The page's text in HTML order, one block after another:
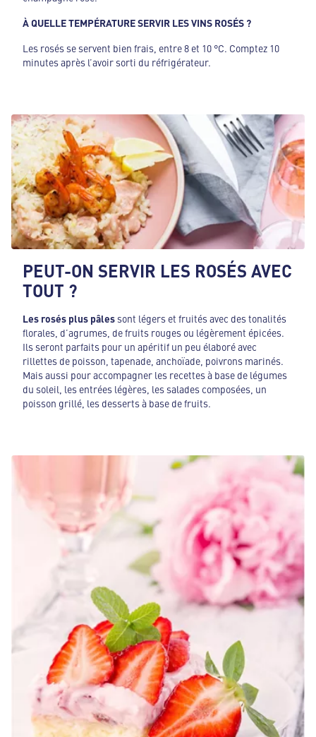
À QUELLE TEMPÉRATURE SERVIR LES VINS ROSÉS ?
Les rosés se servent bien frais, entre 8 et 10 °C. Comptez 10
minutes après l’avoir sorti du réfrigérateur.
PEUT-ON SERVIR LES ROSÉS AVEC
TOUT ?
Les rosés plus pâles sont légers et fruités avec des tonalités
florales, d’agrumes, de fruits rouges ou légèrement épicées.
Ils seront parfaits pour un apéritif un peu élaboré avec
rillettes de poisson, tapenade, anchoïade, poivrons marinés.
Mais aussi pour accompagner les recettes à base de légumes
du soleil, les entrées légères, les salades composées, un
poisson grillé, les desserts à base de fruits.